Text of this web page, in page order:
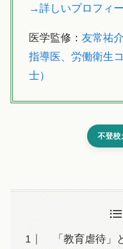
→詳しいプロフィ
医学監修： 友常祐
指導医、労働衛生
士）
不登校
「教育虐待」